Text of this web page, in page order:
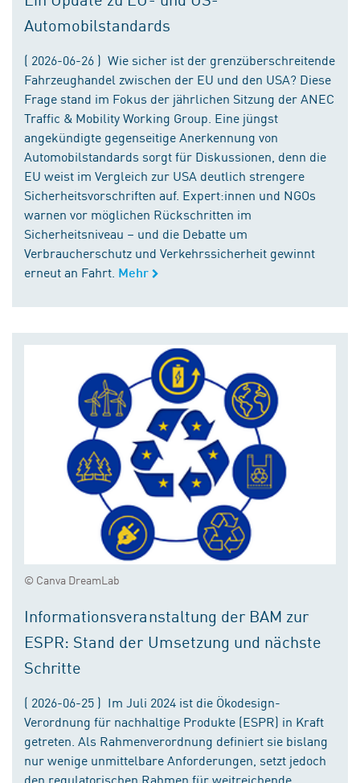
Automobilstandards
( 2026-06-26 ) Wie sicher ist der grenzüberschreitende
Fahrzeughandel zwischen der EU und den USA? Diese
Frage stand im Fokus der jährlichen Sitzung der ANEC
Traffic & Mobility Working Group. Eine jüngst
angekündigte gegenseitige Anerkennung von
Automobilstandards sorgt für Diskussionen, denn die
EU weist im Vergleich zur USA deutlich strengere
Sicherheitsvorschriften auf. Expert:innen und NGOs
warnen vor möglichen Rückschritten im
Sicherheitsniveau – und die Debatte um
Verbraucherschutz und Verkehrssicherheit gewinnt
erneut an Fahrt. Mehr
© Canva DreamLab
Informationsveranstaltung der BAM zur
ESPR: Stand der Umsetzung und nächste
Schritte
( 2026-06-25 ) Im Juli 2024 ist die Ökodesign-
Verordnung für nachhaltige Produkte (ESPR) in Kraft
getreten. Als Rahmenverordnung definiert sie bislang
nur wenige unmittelbare Anforderungen, setzt jedoch
den regulatorischen Rahmen für weitreichende